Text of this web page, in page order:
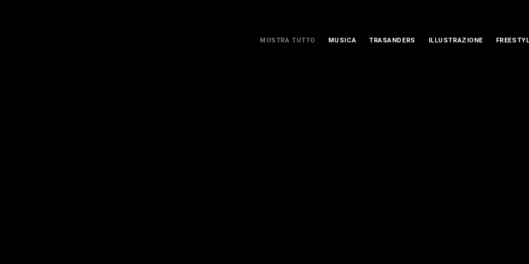
MOSTRA TUTTO MUSICA TRASANDERS ILLUSTRAZIONE